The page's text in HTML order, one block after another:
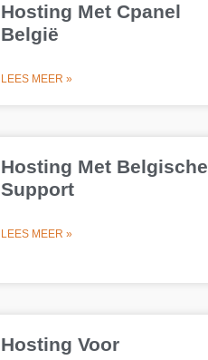
Hosting Met Cpanel
België
LEES MEER »
Hosting Met Belgische
Support
LEES MEER »
Hosting Voor